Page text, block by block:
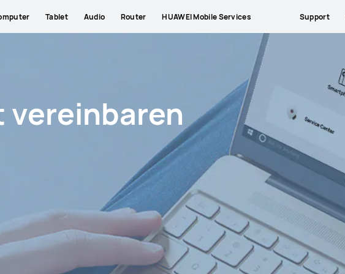
Tablet Audio Router HUAWEI Mobile Services Support
vereinbaren